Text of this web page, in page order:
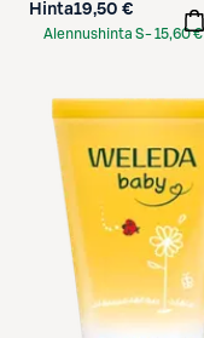
Hinta19,50 €
Alennushinta S-15,60 €